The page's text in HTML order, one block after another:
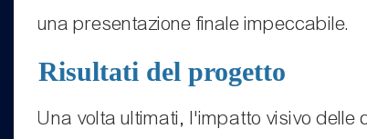
una presentazione finale impeccabile.
Risultati del progetto
Una volta ultimati, l'impatto visivo delle